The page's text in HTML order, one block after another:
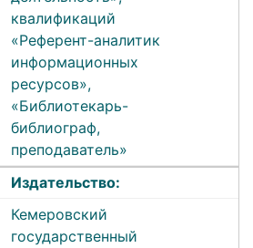
квалификаций
«Референт-аналитик
информационных
ресурсов»,
«Библиотекарь-
библиограф,
преподаватель»
Издательство:
Кемеровский
государственный